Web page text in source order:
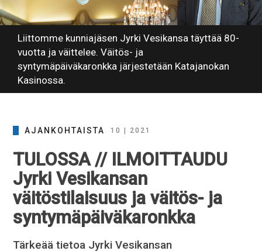
Liittomme kunniajäsen Jyrki Vesikansa täyttää 80-
vuotta ja väittelee. Väitös- ja
syntymäpäiväkaronkka järjestetään Katajanokan
Kasinossa.
AJANKOHTAISTA 10 | 2021
TULOSSA // ILMOITTAUDU
Jyrki Vesikansan
väitöstilaisuus ja väitös- ja
syntymäpäiväkaronkka
Tärkeää tietoa Jyrki Vesikansan